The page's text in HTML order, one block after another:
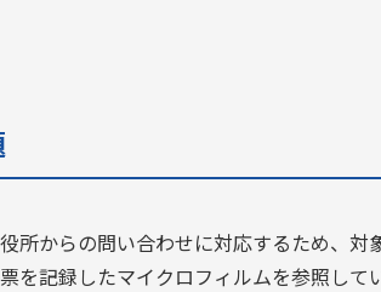
所からの問い合わせに対応するため、対
を記録したマイクロフィルムを参照して